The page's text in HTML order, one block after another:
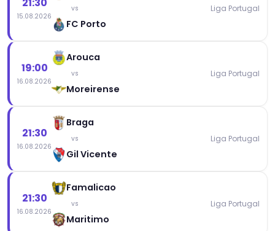
15.08.2026
vs
FC Porto
Liga Portugal
19:00
16.08.2026
Arouca
vs
Moreirense
Liga Portugal
21:30
16.08.2026
Braga
vs
Gil Vicente
Liga Portugal
21:30
16.08.2026
Famalicao
vs
Maritimo
Liga Portugal